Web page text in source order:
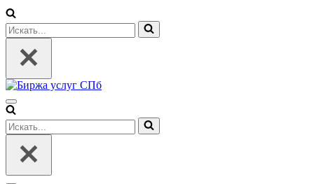
Искать...
Меню
навигации
Искать...